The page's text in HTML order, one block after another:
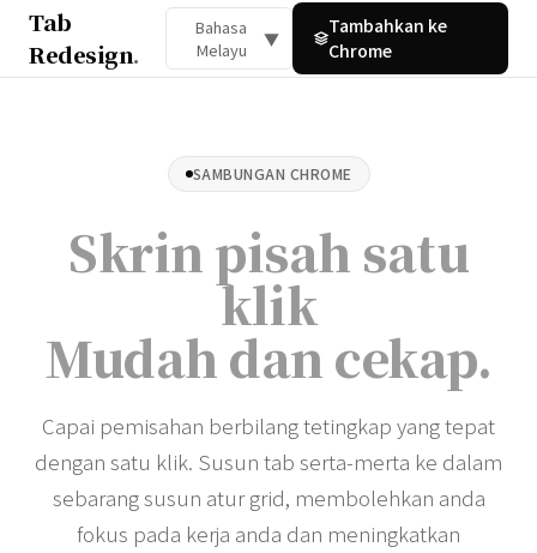
Tab
Redesign.
Bahasa
Melayu
▼
Tambahkan ke
Chrome
SAMBUNGAN CHROME
Skrin pisah satu
klik
Mudah dan cekap.
Capai pemisahan berbilang tetingkap yang tepat
dengan satu klik. Susun tab serta-merta ke dalam
sebarang susun atur grid, membolehkan anda
fokus pada kerja anda dan meningkatkan